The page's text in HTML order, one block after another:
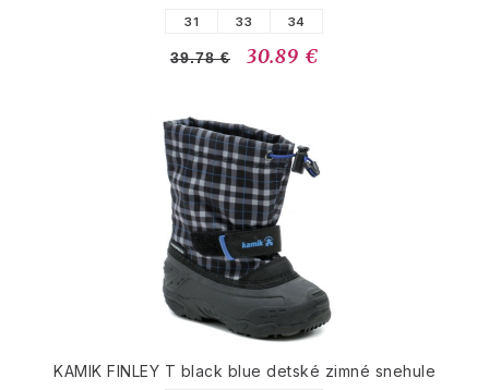
31 33 34
39.78 € 30.89 €
KAMIK FINLEY T black blue detské zimné snehule